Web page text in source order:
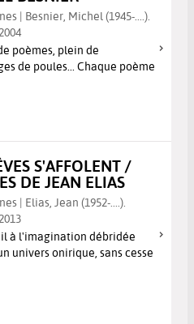
| Besnier, Michel (1945-....).
poèmes, plein de
de poules... Chaque poème
S'AFFOLENT /
DE JEAN ELIAS
| Elias, Jean (1952-....).
à l'imagination débridée
univers onirique, sans cesse